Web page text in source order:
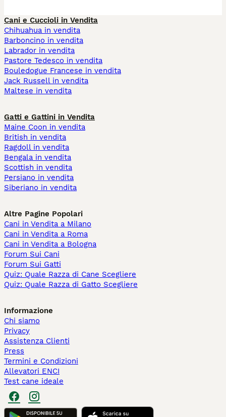
Cani e Cuccioli in Vendita
Chihuahua in vendita
Barboncino in vendita
Labrador in vendita
Pastore Tedesco in vendita
Bouledogue Francese in vendita
Jack Russell in vendita
Maltese in vendita
Gatti e Gattini in Vendita
Maine Coon in vendita
British in vendita
Ragdoll in vendita
Bengala in vendita
Scottish in vendita
Persiano in vendita
Siberiano in vendita
Altre Pagine Popolari
Cani in Vendita a Milano
Cani in Vendita a Roma
Cani in Vendita a Bologna
Forum Sui Cani
Forum Sui Gatti
Quiz: Quale Razza di Cane Scegliere
Quiz: Quale Razza di Gatto Scegliere
Informazione
Chi siamo
Privacy
Assistenza Clienti
Press
Termini e Condizioni
Allevatori ENCI
Test cane ideale